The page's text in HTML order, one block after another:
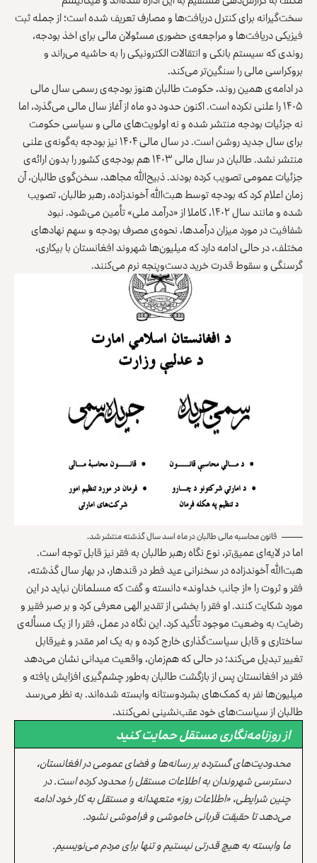
سخت‌گیرانه برای کنترل دریافت‌ها و مصارف تعریف شده است؛ از جمله ثبت
فیزیکی دریافت‌ها و مراجعه‌ی حضوری مسئولان مالی برای اخذ بودجه،
روندی که سیستم بانکی و انتقالات الکترونیکی را به حاشیه می‌راند و
بروکراسی مالی را سنگین‌تر می‌کند.
در ادامه‌ی همین روند، حکومت طالبان هنوز بودجه‌ی رسمی سال مالی
۱۴۰۵ را علنی نکرده است. اکنون حدود دو ماه از آغاز سال مالی می‌گذرد، اما
نه جزئیات بودجه منتشر شده و نه اولویت‌های مالی و سیاسی حکومت
برای سال جدید روشن است. در سال مالی ۱۴۰۴ نیز بودجه به‌گونه‌ی علنی
منتشر نشد. طالبان در سال مالی ۱۴۰۳ هم بودجه‌ی کشور را بدون ارائه‌ی
جزئیات عمومی تصویب کرده بودند. ذبیح‌الله مجاهد، سخن‌گوی طالبان، آن
زمان اعلام کرد که بودجه توسط هبت‌الله آخوندزاده، رهبر طالبان، تصویب
شده و مانند سال ۱۴۰۲، کاملا از «درآمد ملی» تأمین می‌شود. نبود
شفافیت در مورد میزان درآمدها، نحوه‌ی مصرف بودجه و سهم نهادهای
مختلف، در حالی ادامه دارد که میلیون‌ها شهروند افغانستان با بیکاری،
گرسنگی و سقوط قدرت خرید دست‌وپنجه نرم می‌کنند.
قانون محاسبه مالی طالبان در ماه اسد سال گذشته منتشر شد.
اما در لایه‌ای عمیق‌تر، نوع نگاه رهبر طالبان به فقر نیز قابل توجه است.
هبت‌الله آخوندزاده در سخنرانی عید فطر در قندهار، در بهار سال گذشته،
فقر و ثروت را «از جانبخداوند» دانستهو گفت که مسلمانان نباید در این
مورد شکایت کنند. او فقر را بخشی از تقدیر الهی معرفی کرد و بر صبر فقیر و
رضایت به وضعیت موجود تأکید کرد. این نگاه در عمل، فقر را از یک مسأله‌ی
ساختاری و قابل سیاست‌گذاری خارج کرده و به یک امر مقدر و غیرقابل
تغییر تبدیل می‌کند؛ در حالی‌ که هم‌زمان، واقعیت میدانی نشان می‌دهد
فقر در افغانستان پس از بازگشت طالبان به‌طور چشم‌گیری افزایش یافته و
میلیون‌ها نفر به کمک‌های بشردوستانه وابسته شده‌اند. به نظر می‌رسد
طالبان از سیاست‌های خود عقب‌نشینی نمی‌کنند.
از روزنامه‌نگاری مستقل حمایت کنید
محدودیت‌های گسترده بر رسانه‌ها و فضای عمومی در افغانستان،
دسترسی شهروندان به اطلاعات مستقل را محدود کرده است. در
چنین شرایطی، «اطلاعات روز» متعهدانه و مستقل به کار خود ادامه
می‌دهد تا حقیقت قربانی خاموشی و فراموشی نشود.
ما وابسته به هیچ قدرتی نیستیم و تنها برای مردم می‌نویسیم.